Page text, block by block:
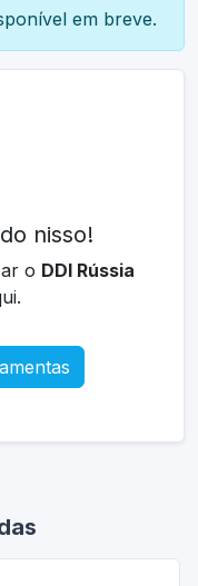
em breve.
nisso!
o DDI Rússia